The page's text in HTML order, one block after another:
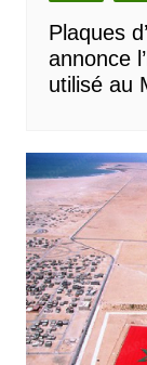
Plaques
annonce
utilisé au